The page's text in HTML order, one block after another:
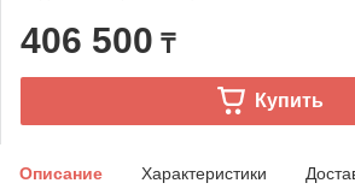
406 500 ₸
Купить
Описание Характеристики